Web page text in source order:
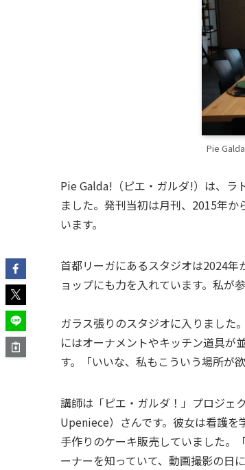
Pie
Pie Galda!（ピエ・ガルダ!）は、ラ
ました。発刊当初は月刊、2015年
います。
首都リーガにあるスタジオは2024
ョップにも力を入れています。私が
ガラス張りのスタジオに入りました
にはオーナメントやキッチン道具が
す。「いいな、私もこういう場所が
講師は「ピエ・ガルダ！」プロジェ
Upeniece）さんです。彼女は看護
手作りのケーキ販売していました。
ーナーを知っていて、動画撮影の日